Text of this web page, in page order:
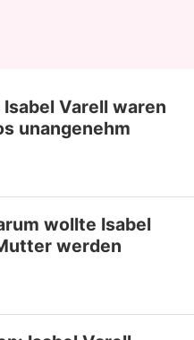
Isabel Varell waren
unangenehm
wollte Isabel
werden